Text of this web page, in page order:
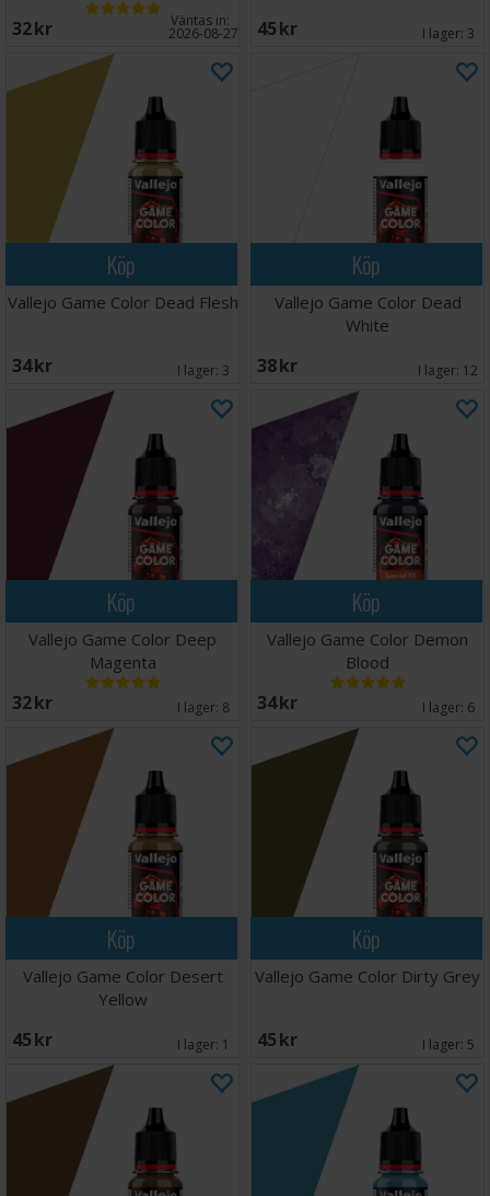
32 SEK Väntas in:
2026-08-27 45 SEK I lager: 3
Köp
Vallejo Game Color Dead Flesh
34 SEK I lager: 3
Köp
Vallejo Game Color Dead
White
38 SEK I lager: 12
Köp
Vallejo Game Color Deep
Magenta
32 SEK I lager: 8
Köp
Vallejo Game Color Demon
Blood
34 SEK I lager: 6
Köp
Vallejo Game Color Desert
Yellow
45 SEK I lager: 1
Köp
Vallejo Game Color Dirty Grey
45 SEK I lager: 5